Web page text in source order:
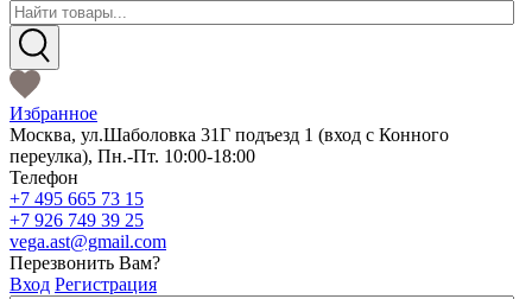
Избранное
Москва, ул.Шаболовка 31Г подъезд 1 (вход с Конного
переулка), Пн.-Пт. 10:00-18:00
Телефон
+7 495 665 73 15
+7 926 749 39 25
vega.ast@gmail.com
Перезвонить Вам?
Вход Регистрация